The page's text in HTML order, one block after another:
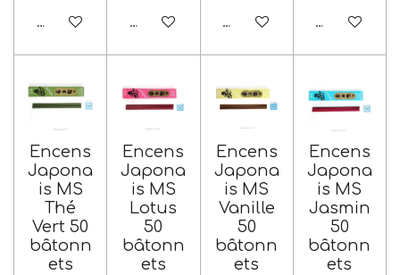
Ajouter au panierAjouter au panierAjouter au panierAjouter au
Encens
Japona
is MS
Thé
Vert 50
bâtonn
ets
Encens
Japona
is MS
Lotus
50
bâtonn
ets
Encens
Japona
is MS
Vanille
50
bâtonn
ets
Encens
Japona
is MS
Jasmin
50
bâtonn
ets